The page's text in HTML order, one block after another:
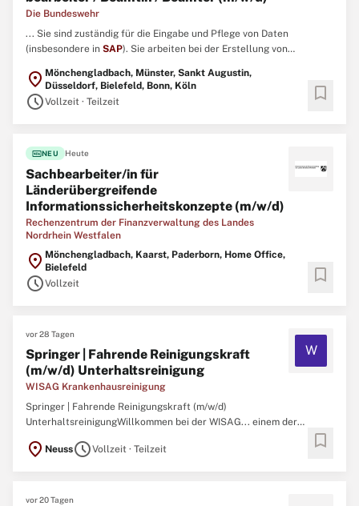
Die Bundeswehr
... Sie sind zuständig für die Eingabe und Pflege von Daten
(insbesondere in SAP). Sie arbeiten bei der Erstellung von
Vorlagen, Berichten und Stellungnahmen zu. Sie führen Akten. ...
location_on Mönchengladbach, Münster, Sankt Augustin,
Düsseldorf, Bielefeld, Bonn, Köln
scheduleVollzeit · Teilzeit bookmark
fiber_newNEU Heute
Sachbearbeiter/in für
Länderübergreifende
Informationssicherheitskonzepte (m/w/d)
Rechenzentrum der Finanzverwaltung des Landes
Nordrhein Westfalen
location_on Mönchengladbach, Kaarst, Paderborn, Home Office,
Bielefeld
scheduleVollzeit bookmark
vor 28 Tagen
Springer | Fahrende Reinigungskraft
(m/w/d) Unterhaltsreinigung
WISAG Krankenhausreinigung
W
Springer | Fahrende Reinigungskraft (m/w/d)
UnterhaltsreinigungWillkommen bei der WISAG... einem der
Bereiche : Aviation, Facility und Industrie . Mehr als 60.000
location_on NeussscheduleVollzeit · Teilzeit bookmark
vor 20 Tagen